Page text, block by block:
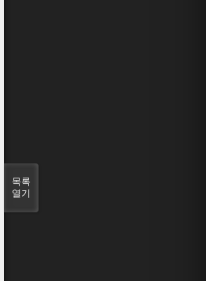
목록
열기